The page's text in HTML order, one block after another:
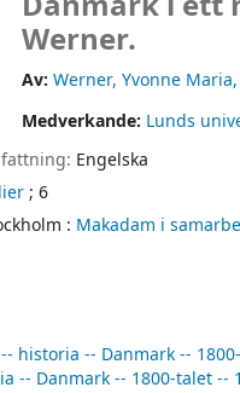
Werner.
Av: Werner, Yvonne Maria
Medverkande: Lunds
Engelska
; 6
: Makadam i
historia -- Danmark --
-- Danmark -- 1800-talet --